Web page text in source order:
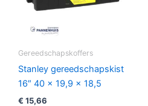
Gereedschapskoffers
Stanley gereedschapskist
16″ 40 x 19,9 x 18,5
€ 15,66